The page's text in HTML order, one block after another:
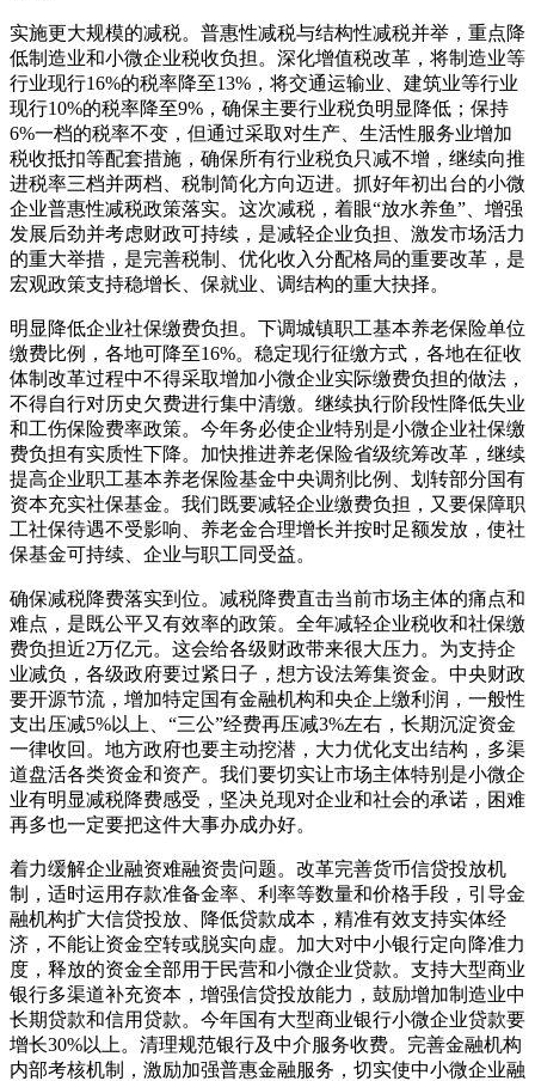
实施更大规模的减税。普惠性减税与结构性减税并举，重点降
低制造业和小微企业税收负担。深化增值税改革，将制造业等
行业现行16%的税率降至13%，将交通运输业、建筑业等行业
现行10%的税率降至9%，确保主要行业税负明显降低；保持
6%一档的税率不变，但通过采取对生产、生活性服务业增加
税收抵扣等配套措施，确保所有行业税负只减不增，继续向推
进税率三档并两档、税制简化方向迈进。抓好年初出台的小微
企业普惠性减税政策落实。这次减税，着眼“放水养鱼”、增强
发展后劲并考虑财政可持续，是减轻企业负担、激发市场活力
的重大举措，是完善税制、优化收入分配格局的重要改革，是
宏观政策支持稳增长、保就业、调结构的重大抉择。
明显降低企业社保缴费负担。下调城镇职工基本养老保险单位
缴费比例，各地可降至16%。稳定现行征缴方式，各地在征收
体制改革过程中不得采取增加小微企业实际缴费负担的做法，
不得自行对历史欠费进行集中清缴。继续执行阶段性降低失业
和工伤保险费率政策。今年务必使企业特别是小微企业社保缴
费负担有实质性下降。加快推进养老保险省级统筹改革，继续
提高企业职工基本养老保险基金中央调剂比例、划转部分国有
资本充实社保基金。我们既要减轻企业缴费负担，又要保障职
工社保待遇不受影响、养老金合理增长并按时足额发放，使社
保基金可持续、企业与职工同受益。
确保减税降费落实到位。减税降费直击当前市场主体的痛点和
难点，是既公平又有效率的政策。全年减轻企业税收和社保缴
费负担近2万亿元。这会给各级财政带来很大压力。为支持企
业减负，各级政府要过紧日子，想方设法筹集资金。中央财政
要开源节流，增加特定国有金融机构和央企上缴利润，一般性
支出压减5%以上、“三公”经费再压减3%左右，长期沉淀资金
一律收回。地方政府也要主动挖潜，大力优化支出结构，多渠
道盘活各类资金和资产。我们要切实让市场主体特别是小微企
业有明显减税降费感受，坚决兑现对企业和社会的承诺，困难
再多也一定要把这件大事办成办好。
着力缓解企业融资难融资贵问题。改革完善货币信贷投放机
制，适时运用存款准备金率、利率等数量和价格手段，引导金
融机构扩大信贷投放、降低贷款成本，精准有效支持实体经
济，不能让资金空转或脱实向虚。加大对中小银行定向降准力
度，释放的资金全部用于民营和小微企业贷款。支持大型商业
银行多渠道补充资本，增强信贷投放能力，鼓励增加制造业中
长期贷款和信用贷款。今年国有大型商业银行小微企业贷款要
增长30%以上。清理规范银行及中介服务收费。完善金融机构
内部考核机制，激励加强普惠金融服务，切实使中小微企业融